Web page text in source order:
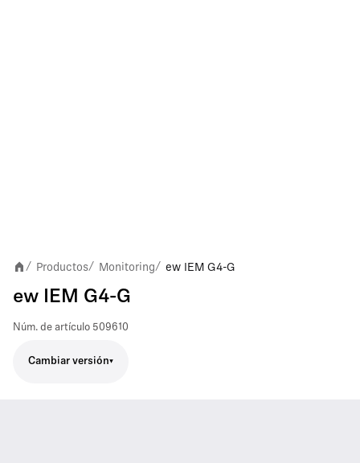
/ Productos/ Monitoring/ ew IEM G4-G
ew IEM G4-G
Núm. de artículo 509610
Cambiar versión